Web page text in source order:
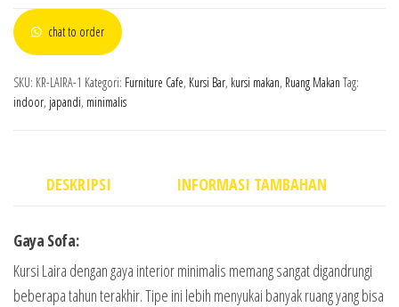
chat to order
SKU: KR-LAIRA-1 Kategori: Furniture Cafe, Kursi Bar, kursi makan, Ruang Makan Tag:
indoor, japandi, minimalis
DESKRIPSI INFORMASI TAMBAHAN
Gaya Sofa:
Kursi Laira dengan gaya interior minimalis memang sangat digandrungi
beberapa tahun terakhir. Tipe ini lebih menyukai banyak ruang yang bisa